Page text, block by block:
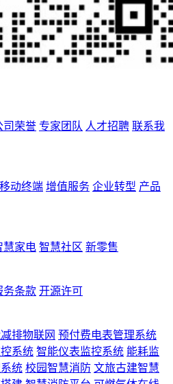
司荣誉 专家团队 人才招聘 联系我
移动终端 增值服务 企业转型 产品
慧家电 智慧社区 新零售
务条款 开源许可
排物联网 预付费电表管理系统
系统 智能仪表监控系统 能耗监
统 校园智慧消防 文旅古建智慧